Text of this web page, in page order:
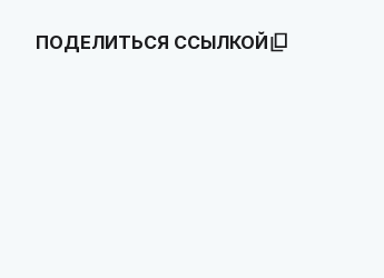
ПОДЕЛИТЬСЯ ССЫЛКОЙ